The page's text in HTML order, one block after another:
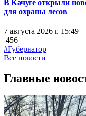
В Качуге открыли
для охраны лесов
7 августа 2026 г. 15:49
456
#Губернатор
Все новости
Главные